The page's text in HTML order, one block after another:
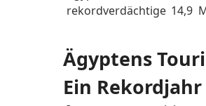
rekordverdächtige 14,9
Turbulenzen des Israel-
Ägyptens
Ein Rekordjahr